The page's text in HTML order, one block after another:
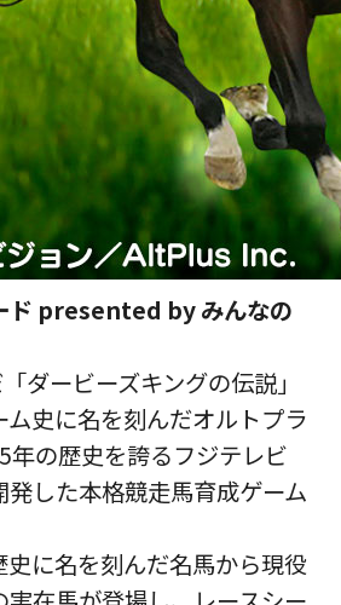
ド presented by みんなの
ダービーズキングの伝説」
史に名を刻んだオルトプラ
年の歴史を誇るフジテレビ
した本格競走馬育成ゲーム
に名を刻んだ名馬から現役